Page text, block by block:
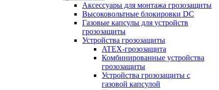
Аксессуары для монтажа грозозащиты
Высоковольтные блокировки DC
Газовые капсулы для устройств
грозозащиты
Устройства грозозащиты
ATEX-грозозащита
Комбинированные устройства
грозозащиты
Устройства грозозащиты с
газовой капсулой